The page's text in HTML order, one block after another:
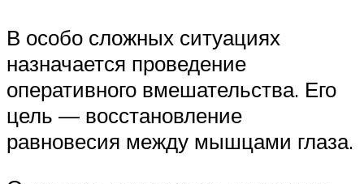
В особо сложных ситуациях
назначается проведение
оперативного вмешательства. Его
цель — восстановление
равновесия между мышцами глаза.